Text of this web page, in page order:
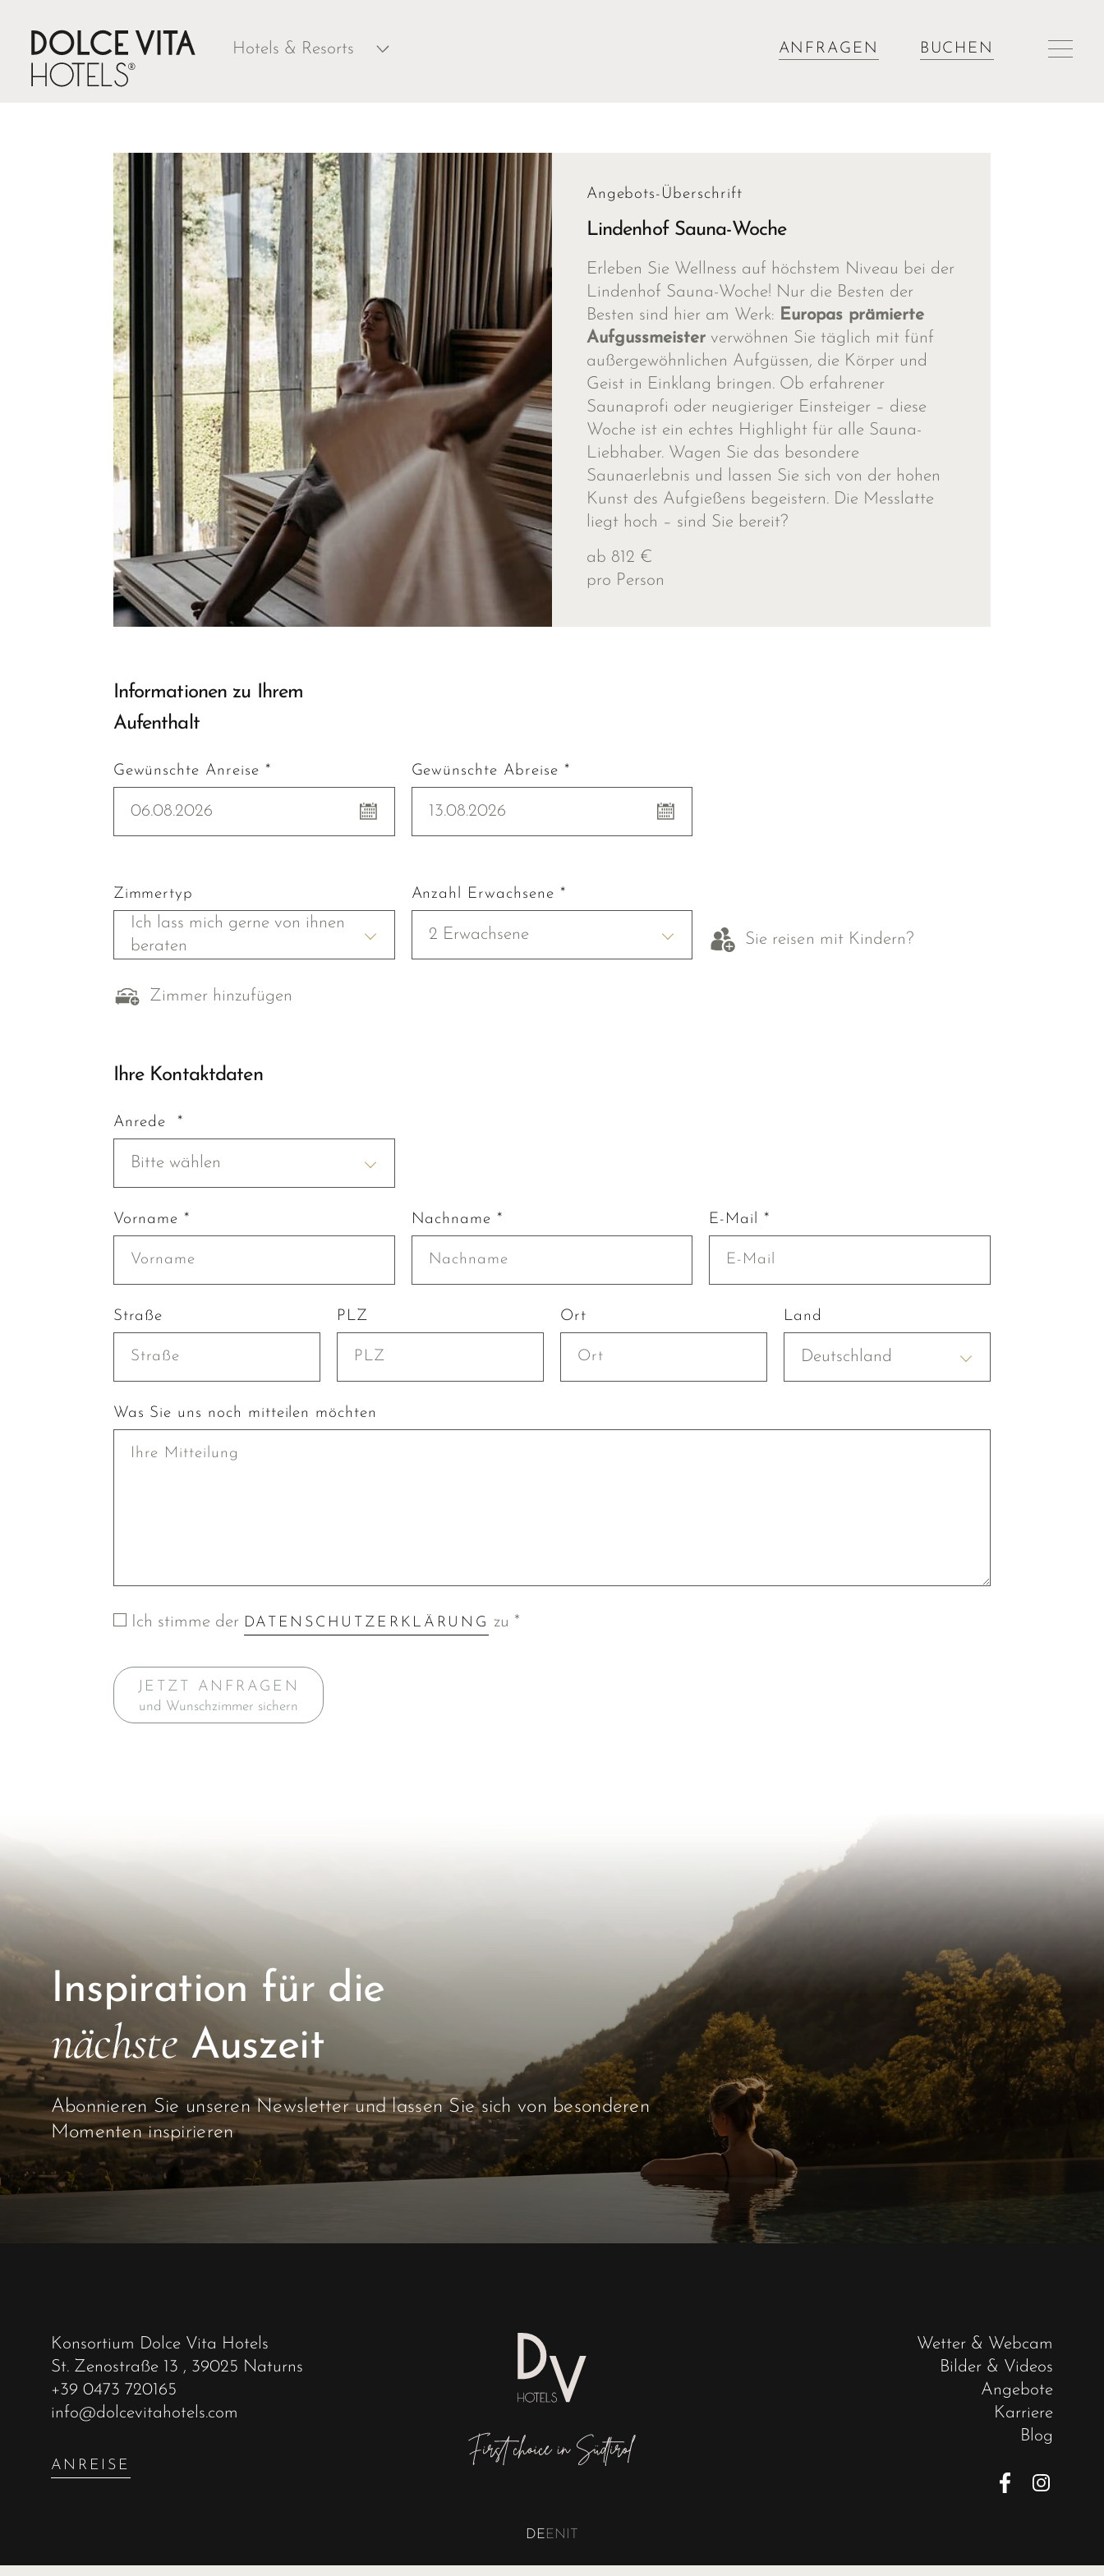
Hotels & Resorts ANFRAGEN BUCHEN
Angebots-Überschrift
Lindenhof Sauna-Woche
Erleben Sie Wellness auf höchstem Niveau bei der
Lindenhof Sauna-Woche! Nur die Besten der
Besten sind hier am Werk: Europas prämierte
Aufgussmeisterverwöhnen Sie täglich mit fünf
außergewöhnlichen Aufgüssen, die Körper und
Geist in Einklang bringen. Ob erfahrener
Saunaprofi oder neugieriger Einsteiger – diese
Woche ist ein echtes Highlight für alle Sauna-
Liebhaber. Wagen Sie das besondere
Saunaerlebnis und lassen Sie sich von der hohen
Kunst des Aufgießens begeistern. Die Messlatte
liegt hoch – sind Sie bereit?
ab 812 €
pro Person
Informationen zu Ihrem
Aufenthalt
Gewünschte Anreise *
06.08.2026
Gewünschte Abreise *
13.08.2026
Zimmertyp
Ich lass mich gerne von ihnen
beraten
Anzahl Erwachsene *
2 Erwachsene Sie reisen mit Kindern?
Zimmer hinzufügen
Ihre Kontaktdaten
Anrede *
Bitte wählen
Vorname * Nachname * E-Mail *
Straße PLZ Ort Land
Deutschland
Was Sie uns noch mitteilen möchten
Ich stimme der DATENSCHUTZERKLÄRUNG zu *
JETZT ANFRAGEN
und Wunschzimmer sichern
Inspiration für die
nächsteAuszeit
Abonnieren Sie unseren Newsletter und lassen Sie sich von besonderen
Momenten inspirieren
Konsortium Dolce Vita Hotels
St. Zenostraße 13 , 39025 Naturns
+39 0473 720165
info@dolcevitahotels.com
ANREISE
DEEN
Wetter & Webcam
Bilder & Videos
Angebote
Karriere
Blog